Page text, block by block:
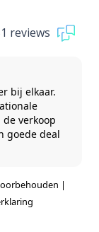
reviews
bij elkaar.
verkoop
goede deal
|